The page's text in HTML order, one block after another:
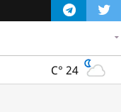
C° 24